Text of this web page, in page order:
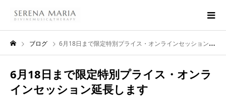
ブログ 6月18日まで限定特別プライス・オンラインセッション延長します
6月18日まで限定特別プライス・オンラ
インセッション延長します